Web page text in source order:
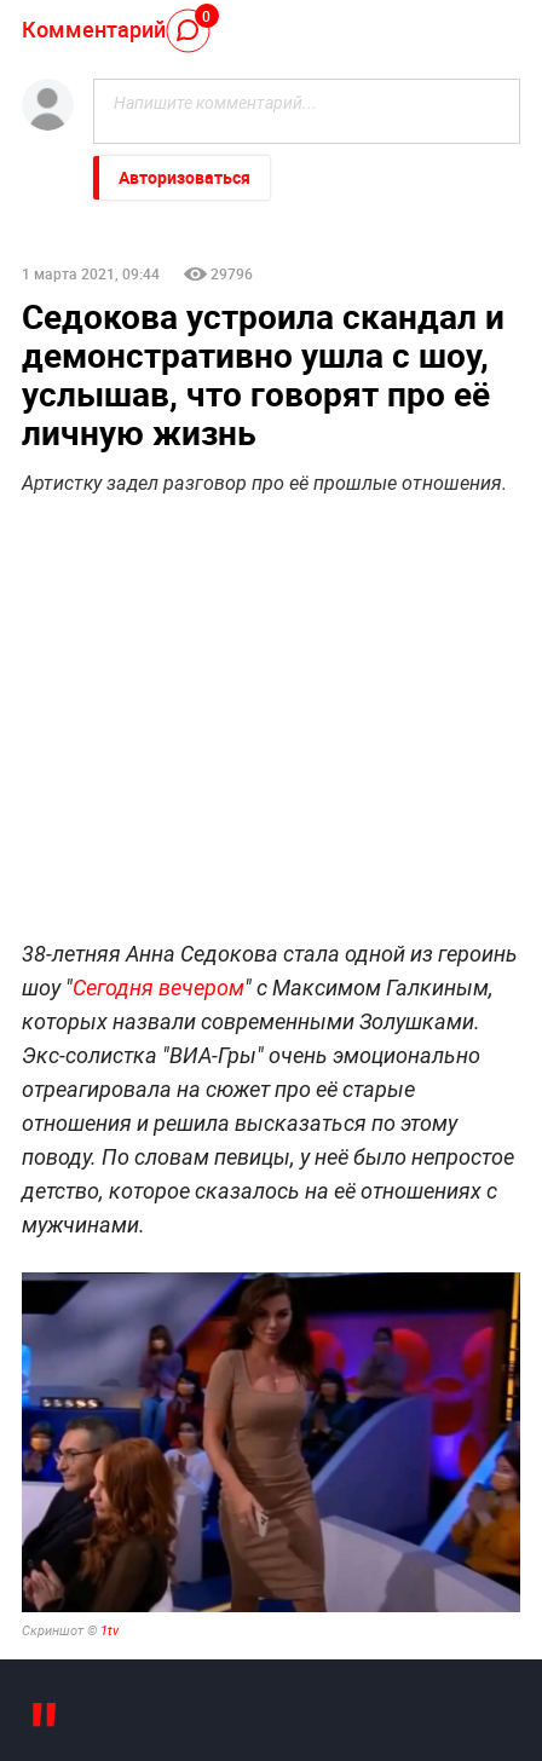
Комментарий 0
Авторизоваться
1 марта 2021, 09:44 29796
Седокова устроила скандал и
демонстративно ушла с шоу,
услышав, что говорят про её
личную жизнь
Артистку задел разговор про её прошлые отношения.
38-летняя Анна Седокова стала одной из героинь
шоу "Сегодня вечером" с Максимом Галкиным,
которых назвали современными Золушками.
Экс-солистка "ВИА-Гры" очень эмоционально
отреагировала на сюжет про её старые
отношения и решила высказаться по этому
поводу. По словам певицы, у неё было непростое
детство, которое сказалось на её отношениях с
мужчинами.
Скриншот © 1tv